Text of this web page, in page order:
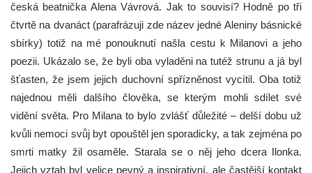
česká beatnička Alena Vávrová. Jak to souvisí? Hodně po tři
čtvrtě na dvanáct (parafrázuji zde název jedné Aleniny básnické
sbírky) totiž na mé ponouknutí našla cestu k Milanovi a jeho
poezii. Ukázalo se, že byli oba vyladěni na tutéž strunu a já byl
šťasten, že jsem jejich duchovní spřízněnost vycítil. Oba totiž
najednou měli dalšího člověka, se kterým mohli sdílet své
vidění světa. Pro Milana to bylo zvlášť důležité – delší dobu už
kvůli nemoci svůj byt opouštěl jen sporadicky, a tak zejména po
smrti matky žil osaměle. Starala se o něj jeho dcera Ilonka.
Jejich vztah byl velice pevný a inspirativní, ale častější kontakt